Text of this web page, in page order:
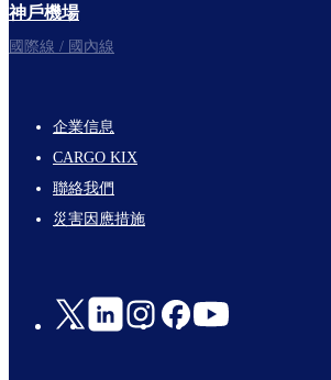
祝您旅途愉快。
神戶機場
國際線 / 國內線
footer-
links-
en-
企業信息
CARGO KIX
聯絡我們
災害因應措施
Social